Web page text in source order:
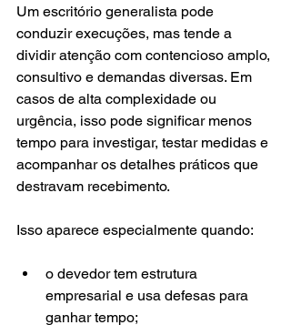
Um escritório generalista pode
conduzir execuções, mas tende a
dividir atenção com contencioso amplo,
consultivo e demandas diversas. Em
casos de alta complexidade ou
urgência, isso pode significar menos
tempo para investigar, testar medidas e
acompanhar os detalhes práticos que
destravam recebimento.
Isso aparece especialmente quando:
o devedor tem estrutura
empresarial e usa defesas para
ganhar tempo;